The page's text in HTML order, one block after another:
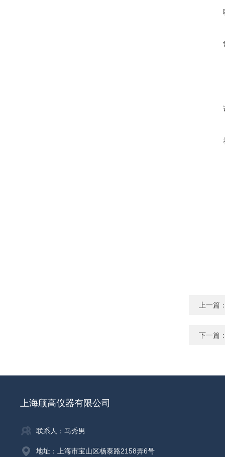
上一篇
下一篇
上海颀高仪器有限公司
联系人：马秀男
地址：上海市宝山区杨泰路2158弄6号